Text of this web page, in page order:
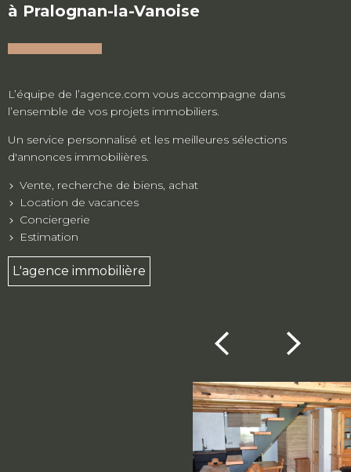
à Pralognan-la-Vanoise
L’équipe de l’agence.com vous accompagne dans
l’ensemble de vos projets immobiliers.
Un service personnalisé et les meilleures sélections
d'annonces immobilières.
Vente, recherche de biens, achat
Location de vacances
Conciergerie
Estimation
L'agence immobilière